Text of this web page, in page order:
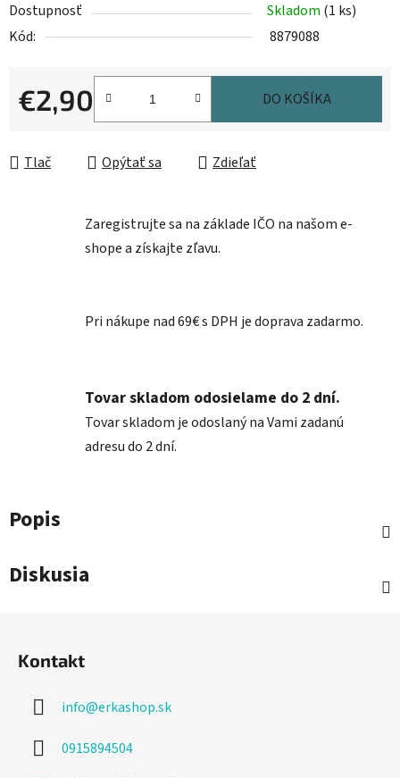
Dostupnosť Skladom (1 ks)
Kód:
8879088
€2,90
Jednotková cena:
DO KOŠÍKA
Tlač Opýtať sa Zdieľať
Zaregistrujte sa na základe IČO na našom e-
shope a získajte zľavu.
Pri nákupe nad 69€ s DPH je doprava zadarmo.
Tovar skladom odosielame do 2 dní.
Tovar skladom je odoslaný na Vami zadanú
adresu do 2 dní.
Popis
Diskusia
Kontakt
info@erkashop.sk
0915894504